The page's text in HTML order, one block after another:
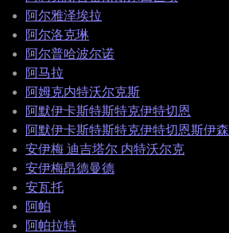
阿尔雅泽埃拉
阿尔洛克琳
阿尔普哈波尔诺
阿马拉
阿姆克内特沃尔克斯
阿默伊卡斯特斯特克伊特切恩
阿默伊卡斯特斯特克伊特切恩斯伊森
安伊梅 迪吉塔尔 内特沃尔克
安伊梅昂德曼德
安瓦托
阿帕
阿帕拉特